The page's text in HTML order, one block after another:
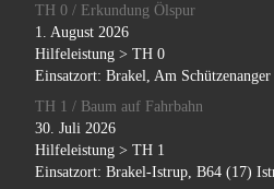
TH 0 / Erkundung Ölspur
1. August 2026
Hilfeleistung > TH 0
Einsatzort: Brakel, Am Schützenanger
TH 1 / Baum auf Fahrbahn
30. Juli 2026
Hilfeleistung > TH 1
Einsatzort: Brakel-Istrup, B64 (17)